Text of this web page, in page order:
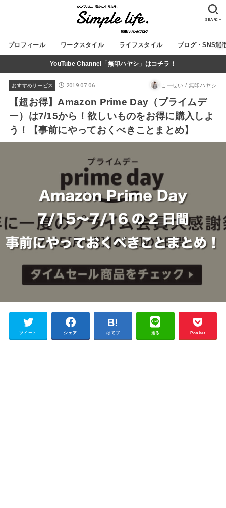
プロフィール ワークスタイル ライフスタイル ブログ・SNS運
SEARCH
YouTube Channel「無印ハヤシ」はコチラ！
おすすめサービス 2019.07.06 こーせい / 無印ハヤシ
【超お得】Amazon Prime Day（プライムデ
ー）は7/15から！欲しいものをお得に購入しよ
う！【事前にやっておくべきことまとめ】
ツイート シェア はてブ 送る Pocket